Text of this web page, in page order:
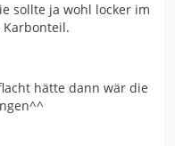
sollte ja wohl locker im
hätte dann wär die